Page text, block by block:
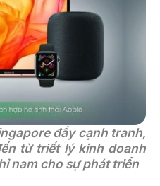
đầy cạnh tranh,
từ triết lý kinh doanh
nam cho sự phát triển